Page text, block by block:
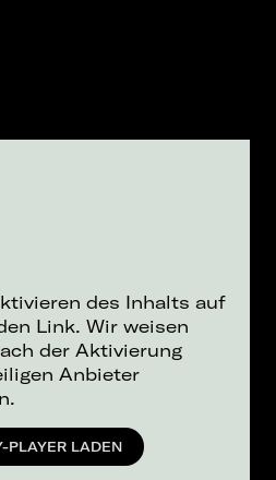
des Inhalts auf
Link. Wir weisen
der Aktivierung
Anbieter
PLAYER LADEN